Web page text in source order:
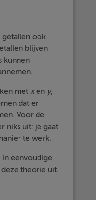
getallen ook
blijven
kunnen
met xen y,
dat er
Voor de
niks uit: je gaat
te werk.
eenvoudige
theorie uit.